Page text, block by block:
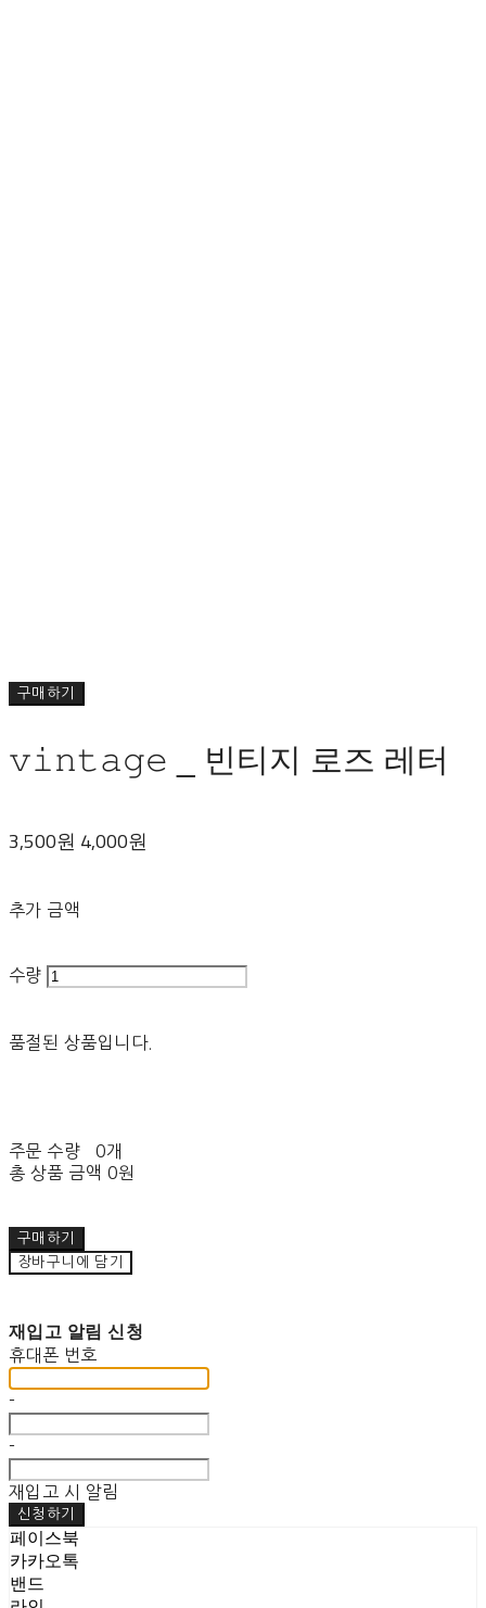
구매하기
𝚟𝚒𝚗𝚝𝚊𝚐𝚎 _ 빈티지 로즈 레터
3,500원 4,000원
추가 금액
수량
품절된 상품입니다.
주문 수량
0개
총 상품 금액 0원
구매하기
장바구니에 담기
재입고 알림 신청
휴대폰 번호
-
-
재입고 시 알림
신청하기
페이스북
카카오톡
밴드